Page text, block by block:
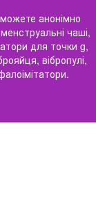
анонімно
чаші,
для точки g,
вібропулі,